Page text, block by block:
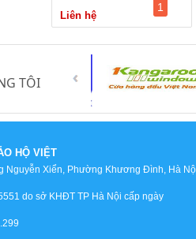
Liên hệ
1
TÔI
HỘ VIỆT
Nguyễn Xiển, Phường Khương Đình, Hà
do sở KHĐT TP Hà Nội cấp ngày